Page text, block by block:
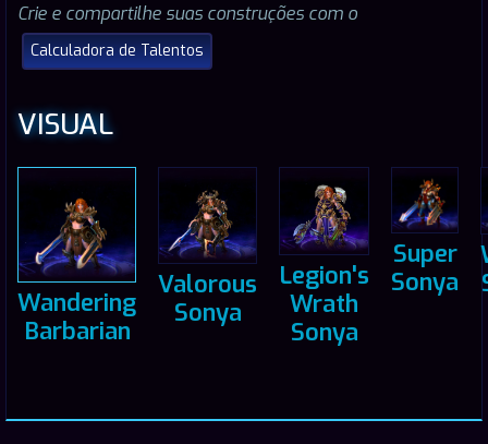
Crie e compartilhe suas construções com o
Calculadora de Talentos
VISUAL
Wandering
Barbarian
Valorous
Sonya
Legion's
Wrath
Sonya
Super
Sonya